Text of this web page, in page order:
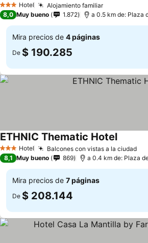
3 Estrellas
Hotel Alojamiento familiar
8,0 Muy bueno 1.872 a 0.5 km de: Plaza
Mira precios de 4 páginas
De $ 190.285
3 Estrellas
Hotel Balcones con vistas a la ciudad
ETHNIC Thematic Hotel
8,1 Muy bueno 869 a 0.4 km de: Plaza
Mira precios de 7 páginas
De $ 208.144